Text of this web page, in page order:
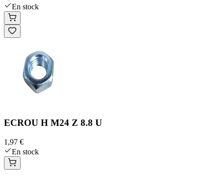
En stock
ECROU H M24 Z 8.8 U
1,97 €
En stock